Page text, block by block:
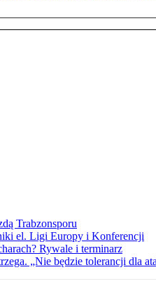
Trabzonsporu
el. Ligi Europy i Konferencji
Rywale i terminarz
„Nie będzie tolerancji dla